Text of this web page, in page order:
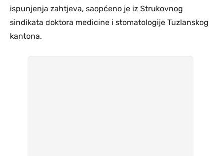
ispunjenja zahtjeva, saopćeno je iz Strukovnog
sindikata doktora medicine i stomatologije Tuzlanskog
kantona.